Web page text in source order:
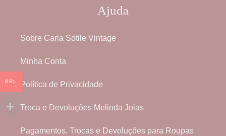
Ajuda
Sobre Carla Sotile Vintage
Minha Conta
Política de Privacidade
Troca e Devoluções Melinda Joias
Pagamentos, Trocas e Devoluções para Roupas
BRL